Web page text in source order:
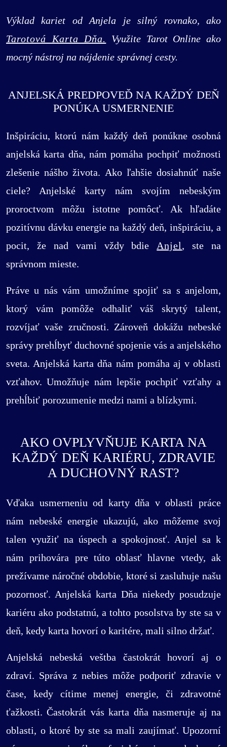
Výklad kariet od Anjela je silný rovnako, ako
Tarotová Karta Dňa.
Využite Tarot Online ako
mocný nástroj na nájdenie správnej cesty.
ANJELSKÁ PREDPOVEĎ NA KAŽDÝ DEŇ
PONÚKA USMERNENIE
Inšpiráciu, ktorú nám každý deň ponúkne osobná
anjelská karta dňa, nám pomáha pochpiť možnosti
zlešenie nášho života. Ako ľahšie dosiahnúť naše
ciele? Anjelské karty nám svojím nebeským
proroctvom môžu istotne pomôcť. Ak hľadáte
pozitívnu dávku energie na každý deň, inšpiráciu, a
pocit, že nad vami vždy bdie Anjel, ste na
správnom mieste.
Práve u nás vám umožníme spojiť sa s anjelom,
ktorý vám pomôže odhaliť váš skrytý talent,
rozvíjať vaše zručnosti. Zároveň dokážu nebeské
správy prehĺbyť duchovné spojenie vás a anjelského
sveta. Anjelská karta dňa nám pomáha aj v oblasti
vzťahov. Umožňuje nám lepšie pochpiť vzťahy a
prehĺbiť porozumenie medzi nami a blízkymi.
AKO OVPLYVŇUJE KARTA NA
KAŽDÝ DEŇ KARIÉRU, ZDRAVIE
A DUCHOVNÝ RAST?
Vďaka usmerneniu od karty dňa v oblasti práce
nám nebeské energie ukazujú, ako môžeme svoj
talen využiť na úspech a spokojnosť. Anjel sa k
nám prihovára pre túto oblasť hlavne vtedy, ak
prežívame náročné obdobie, ktoré si zasluhuje našu
pozornosť. Anjelská karta Dňa niekedy posudzuje
kariéru ako podstatnú, a tohto posolstva by ste sa v
deň, kedy karta hovorí o karitére, mali silno držať.
Anjelská nebeská veštba častokrát hovorí aj o
zdraví. Správa z nebies môže podporiť zdravie v
čase, kedy cítime menej energie, či zdravotné
ťažkosti. Častokrát vás karta dňa nasmeruje aj na
oblasti, o ktoré by ste sa mali zaujímať. Upozorní